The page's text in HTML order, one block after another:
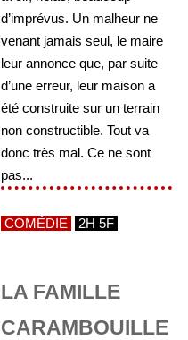
d’imprévus. Un malheur ne
venant jamais seul, le maire
leur annonce que, par suite
d’une erreur, leur maison a
été construite sur un terrain
non constructible. Tout va
donc très mal. Ce ne sont
pas...
COMÉDIE 2H 5F
LA FAMILLE
CARAMBOUILLE